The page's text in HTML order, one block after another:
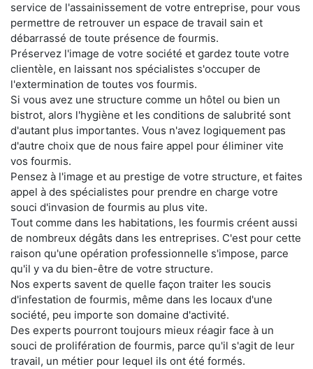
service de l'assainissement de votre entreprise, pour vous
permettre de retrouver un espace de travail sain et
débarrassé de toute présence de fourmis.
Préservez l'image de votre société et gardez toute votre
clientèle, en laissant nos spécialistes s'occuper de
l'extermination de toutes vos fourmis.
Si vous avez une structure comme un hôtel ou bien un
bistrot, alors l'hygiène et les conditions de salubrité sont
d'autant plus importantes. Vous n'avez logiquement pas
d'autre choix que de nous faire appel pour éliminer vite
vos fourmis.
Pensez à l'image et au prestige de votre structure, et faites
appel à des spécialistes pour prendre en charge votre
souci d'invasion de fourmis au plus vite.
Tout comme dans les habitations, les fourmis créent aussi
de nombreux dégâts dans les entreprises. C'est pour cette
raison qu'une opération professionnelle s'impose, parce
qu'il y va du bien-être de votre structure.
Nos experts savent de quelle façon traiter les soucis
d'infestation de fourmis, même dans les locaux d'une
société, peu importe son domaine d'activité.
Des experts pourront toujours mieux réagir face à un
souci de prolifération de fourmis, parce qu'il s'agit de leur
travail, un métier pour lequel ils ont été formés.